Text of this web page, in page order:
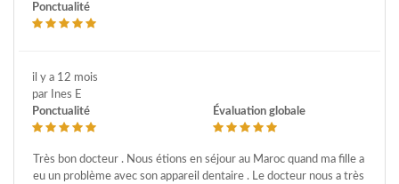
Ponctualité
il y a 12 mois
par Ines E
Ponctualité
Évaluation globale
Très bon docteur . Nous étions en séjour au Maroc quand ma fille a
eu un problème avec son appareil dentaire . Le docteur nous a très